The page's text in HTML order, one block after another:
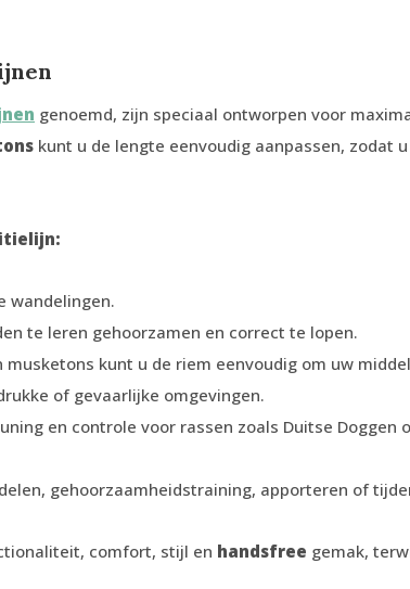
genoemd, zijn speciaal ontworpen voor
kunt u de lengte eenvoudig aanpassen, zodat
wandelingen.
te leren gehoorzamen en correct te lopen.
kunt u de riem eenvoudig om uw
of gevaarlijke omgevingen.
en controle voor rassen zoals Duitse Doggen
gehoorzaamheidstraining, apporteren of
comfort, stijl en handsfree gemak,